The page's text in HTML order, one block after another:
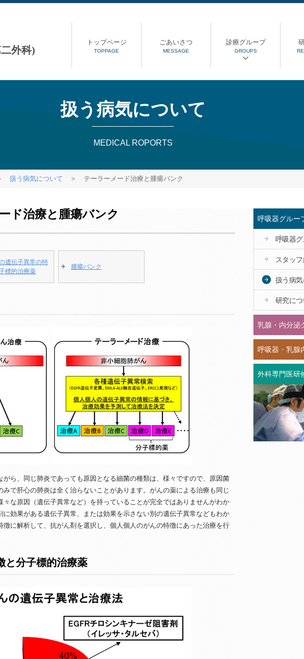
外科)
トップページ
TOPPAGE
ごあいさつ
MESSAGE
診療グループ
GROUPS
扱う病気について
MEDICAL ROPORTS
扱う病気について ＞ テーラーメード治療と腫瘍バンク
ド治療と腫瘍バンク
遺伝子異常の特
標的治療薬
腫瘍バンク
ら、同じ肺炎であっても原因となる細菌の種類は、様々ですので、原因菌
で肝心の肺炎は全く治らないことがあります。がんの薬による治療も同じ
な原因（遺伝子異常など）を持っていることが完全ではありませんがわか
に効果がある遺伝子異常、または効果を示さない別の遺伝子異常などもわか
徴に解析して、抗がん剤を選択し、個人個人のがんの特徴にあった治療を行
と分子標的治療薬
呼吸器グルー
呼吸器
スタッ
扱う病
研究につ
乳腺・内分泌
呼吸器・乳腺
外科専門医研